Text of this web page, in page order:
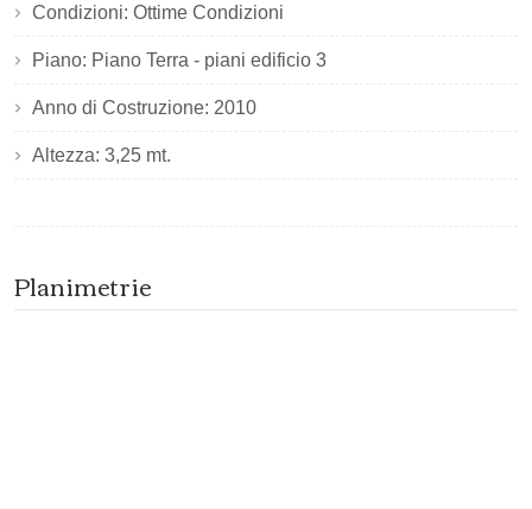
Condizioni: Ottime Condizioni
Piano: Piano Terra - piani edificio 3
Anno di Costruzione: 2010
Altezza: 3,25 mt.
Planimetrie